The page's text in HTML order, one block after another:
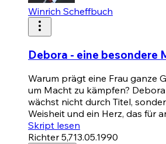
Winrich Scheffbuch
Debora - eine besondere
Warum prägt eine Frau ganze
um Macht zu kämpfen?
wächst nicht durch Titel,
Weisheit und ein Herz, das für
Skript lesen
Richter 5,713.05.1990